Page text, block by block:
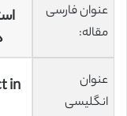
عنوان فارسی
مقاله:
عنوان
انگلیسی
in